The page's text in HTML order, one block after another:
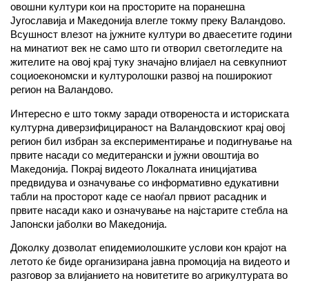
овошни култури кои на просторите на поранешна
Југославија и Македонија влегле токму преку Валандово.
Всушност влезот на јужните култури во дваесетите години
на минатиот век не само што ги отворил светогледите на
жителите на овој крај туку значајно влијаел на севкупниот
социоекономски и културолошки развој на поширокиот
регион на Валандово.
Интересно е што токму заради отвореноста и историската
културна диверзифицираност на Валандовскиот крај овој
регион бил избран за експериментирање и подигнување на
првите насади со медитерански и јужни овоштија во
Македонија. Покрај видеото Локалната иницијатива
предвидува и означување со информативно едукативни
табли на просторот каде се наоѓал првиот расадник и
првите насади како и означување на најстарите стебла на
Јапонски јаболки во Македонија.
Доколку дозволат епидемиолошките услови кон крајот на
летото ќе биде организирана јавна промоција на видеото и
разговор за влијанието на новитетите во агрикултурата во